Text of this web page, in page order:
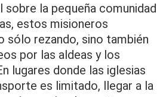
sobre la pequeña comunidad
estos misioneros
sólo rezando, sino también
por las aldeas y los
lugares donde las iglesias
es limitado, llegar a la